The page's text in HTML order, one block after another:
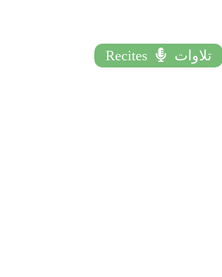
Recites تلاوات